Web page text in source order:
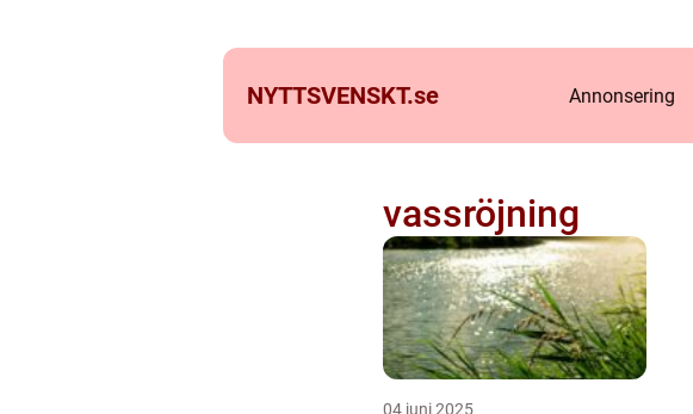
NYTTSVENSKT.se Annonsering
vassröjning
04 juni 2025